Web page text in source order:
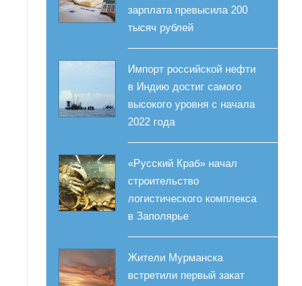
зарплата превысила 200
тысяч рублей
Импорт российской нефти
в Индию достиг самого
высокого уровня с начала
2022 года
«Русский Краб» начал
строительство
логистического комплекса
в Заполярье
Жители Мурманска
встретили первый закат